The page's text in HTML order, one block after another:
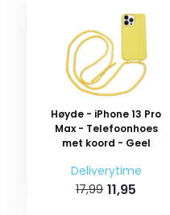
Høyde - iPhone 13 Pro
Max - Telefoonhoes
met koord - Geel
Deliverytime
17,99 11,95